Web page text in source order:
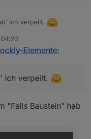
ich verpeilt.
04:23
Elemente:
ich verpeilt.
"Falls Baustein" hab